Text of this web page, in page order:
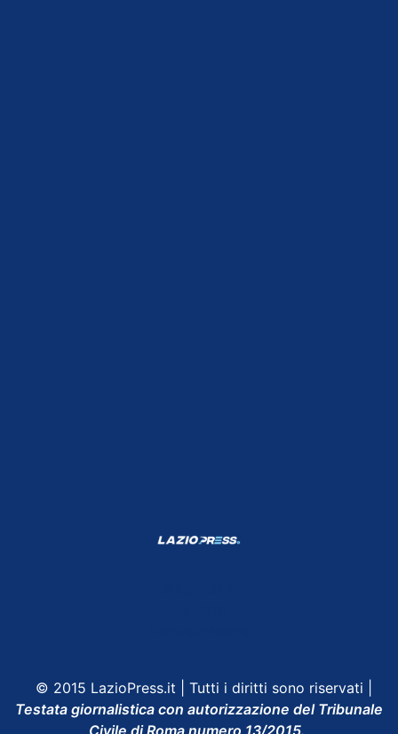
© 2015 LazioPress.it | Tutti i diritti sono riservati |
Testata giornalistica con autorizzazione del Tribunale
Civile di Roma numero 13/2015.